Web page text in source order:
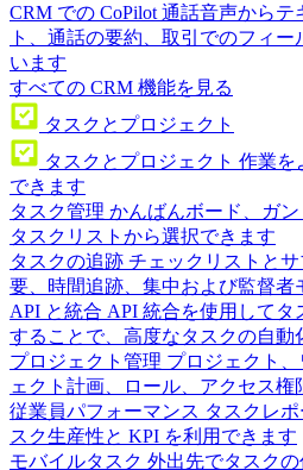
CRM での CoPilot 通話音声からテ
ト、通話の要約、取引でのフィ
います
すべての CRM 機能を見る
タスクとプロジェクト
タスクとプロジェクト 作業を
できます
タスク管理 かんばんボード、ガン
タスクリストから選択できます
タスクの追跡 チェックリストと
要、時間追跡、集中および監督者
API と統合 API 統合を使用して
することで、高度なタスクの自動
プロジェクト管理 プロジェクト
ェクト計画、ロール、アクセス権
従業員パフォーマンス タスクレ
スク生産性と KPI を利用できます
モバイルタスク 外出先でタスク